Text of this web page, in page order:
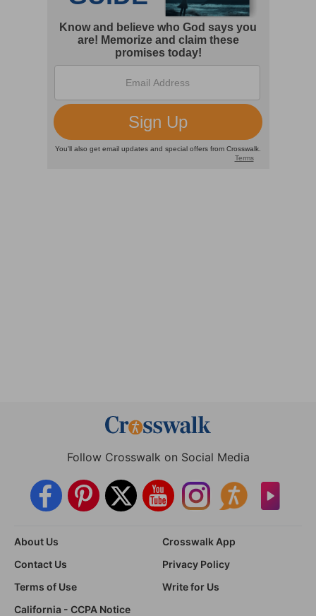
Follow Crosswalk on Social Media
About Us
Crosswalk App
Contact Us
Privacy Policy
Terms of Use
Write for Us
California - CCPA Notice